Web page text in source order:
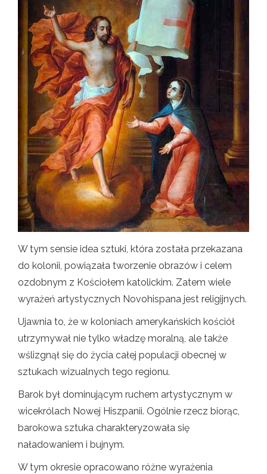
W tym sensie idea sztuki, która została przekazana
do kolonii, powiązała tworzenie obrazów i celem
ozdobnym z Kościołem katolickim. Zatem wiele
wyrażeń artystycznych Novohispana jest religijnych.
Ujawnia to, że w koloniach amerykańskich kościół
utrzymywał nie tylko władzę moralną, ale także
wślizgnął się do życia całej populacji obecnej w
sztukach wizualnych tego regionu.
Barok był dominującym ruchem artystycznym w
wicekrólach Nowej Hiszpanii. Ogólnie rzecz biorąc,
barokowa sztuka charakteryzowała się
naładowaniem i bujnym.
W tym okresie opracowano różne wyrażenia